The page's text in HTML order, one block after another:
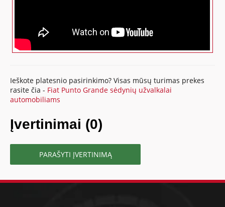
Ieškote platesnio pasirinkimo? Visas mūsų turimas prekes
rasite čia - Fiat Punto Grande sėdynių užvalkalai
automobiliams
Įvertinimai (0)
PARAŠYTI ĮVERTINIMĄ